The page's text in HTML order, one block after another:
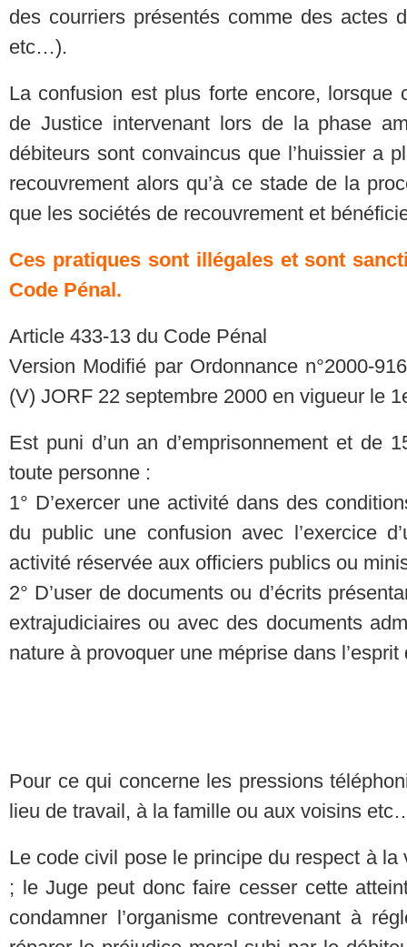
des courriers présentés comme des actes
etc…).
La confusion est plus forte encore, lorsque
de Justice intervenant lors de la phase
débiteurs sont convaincus que l’huissier a
recouvrement alors qu’à ce stade de la
que les sociétés de recouvrement et
Ces pratiques sont illégales et sont
Code Pénal.
Article 433-13 du Code Pénal
Version Modifié par Ordonnance n°2000-
(V) JORF 22 septembre 2000 en vigueur le
Est puni d’un an d’emprisonnement et de
toute personne :
1° D’exercer une activité dans des
du public une confusion avec l’exercice
activité réservée aux officiers publics ou
2° D’user de documents ou d’écrits
extrajudiciaires ou avec des documents
nature à provoquer une méprise dans l’esprit
Pour ce qui concerne les pressions
lieu de travail, à la famille ou aux voisins
Le code civil pose le principe du respect à
; le Juge peut donc faire cesser cette
condamner l’organisme contrevenant à